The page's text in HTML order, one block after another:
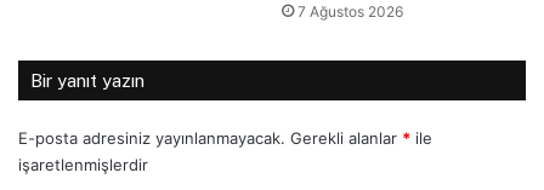
7 Ağustos 2026
Bir yanıt yazın
E-posta adresiniz yayınlanmayacak. Gerekli alanlar * ile
işaretlenmişlerdir